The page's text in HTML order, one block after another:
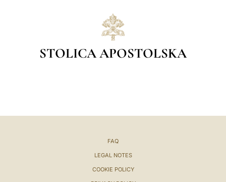
STOLICA APOSTOLSKA
FAQ
LEGAL NOTES
COOKIE POLICY